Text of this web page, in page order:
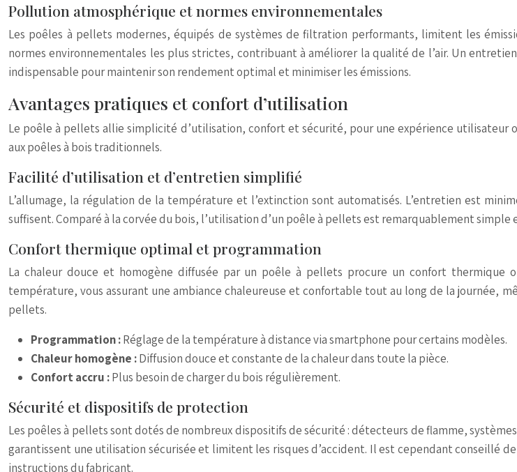
Pollution atmosphérique et normes environnementales
Les poêles à pellets modernes, équipés de systèmes de filtration performants, limitent les
normes environnementales les plus strictes, contribuant à améliorer la qualité de l’air. Un
indispensable pour maintenir son rendement optimal et minimiser les émissions.
Avantages pratiques et confort d’utilisation
Le poêle à pellets allie simplicité d’utilisation, confort et sécurité, pour une expérience
aux poêles à bois traditionnels.
Facilité d’utilisation et d’entretien simplifié
L’allumage, la régulation de la température et l’extinction sont automatisés. L’entretien est
suffisent. Comparé à la corvée du bois, l’utilisation d’un poêle à pellets est remarquablement simple
Confort thermique optimal et programmation
La chaleur douce et homogène diffusée par un poêle à pellets procure un confort
température, vous assurant une ambiance chaleureuse et confortable tout au long de la journée,
pellets.
Programmation :Réglage de la température à distance via smartphone pour certains modèles.
Chaleur homogène :Diffusion douce et constante de la chaleur dans toute la pièce.
Confort accru :Plus besoin de charger du bois régulièrement.
Sécurité et dispositifs de protection
Les poêles à pellets sont dotés de nombreux dispositifs de sécurité : détecteurs de flamme,
garantissent une utilisation sécurisée et limitent les risques d’accident. Il est cependant conseillé
instructions du fabricant.